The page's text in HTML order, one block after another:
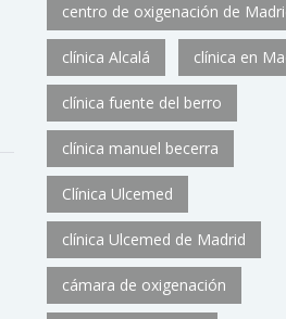
centro de oxigenación de
clínica Alcalá clínica en
clínica fuente del berro
clínica manuel becerra
Clínica Ulcemed
clínica Ulcemed de Madrid
cámara de oxigenación